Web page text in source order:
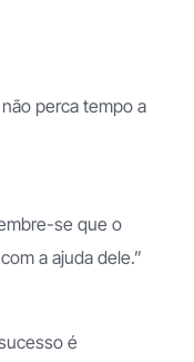
perca tempo a
se que o
a ajuda dele.”
é